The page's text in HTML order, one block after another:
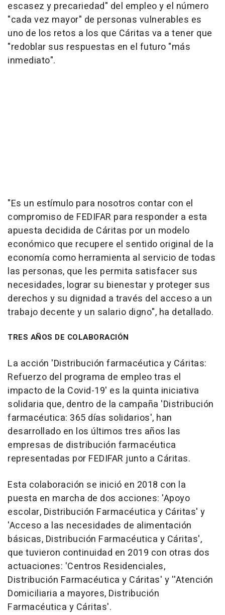
escasez y precariedad" del empleo y el número
"cada vez mayor" de personas vulnerables es
uno de los retos a los que Cáritas va a tener que
"redoblar sus respuestas en el futuro "más
inmediato".
"Es un estímulo para nosotros contar con el
compromiso de FEDIFAR para responder a esta
apuesta decidida de Cáritas por un modelo
económico que recupere el sentido original de la
economía como herramienta al servicio de todas
las personas, que les permita satisfacer sus
necesidades, lograr su bienestar y proteger sus
derechos y su dignidad a través del acceso a un
trabajo decente y un salario digno", ha detallado.
TRES AÑOS DE COLABORACIÓN
La acción 'Distribución farmacéutica y Cáritas:
Refuerzo del programa de empleo tras el
impacto de la Covid-19' es la quinta iniciativa
solidaria que, dentro de la campaña 'Distribución
farmacéutica: 365 días solidarios', han
desarrollado en los últimos tres años las
empresas de distribución farmacéutica
representadas por FEDIFAR junto a Cáritas.
Esta colaboración se inició en 2018 con la
puesta en marcha de dos acciones: 'Apoyo
escolar, Distribución Farmacéutica y Cáritas' y
'Acceso a las necesidades de alimentación
básicas, Distribución Farmacéutica y Cáritas',
que tuvieron continuidad en 2019 con otras dos
actuaciones: 'Centros Residenciales,
Distribución Farmacéutica y Cáritas' y ''Atención
Domiciliaria a mayores, Distribución
Farmacéutica y Cáritas'.